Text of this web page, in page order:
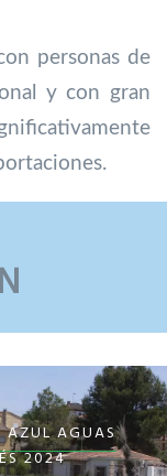
personas de
y con gran
AZUL AGUAS
2024